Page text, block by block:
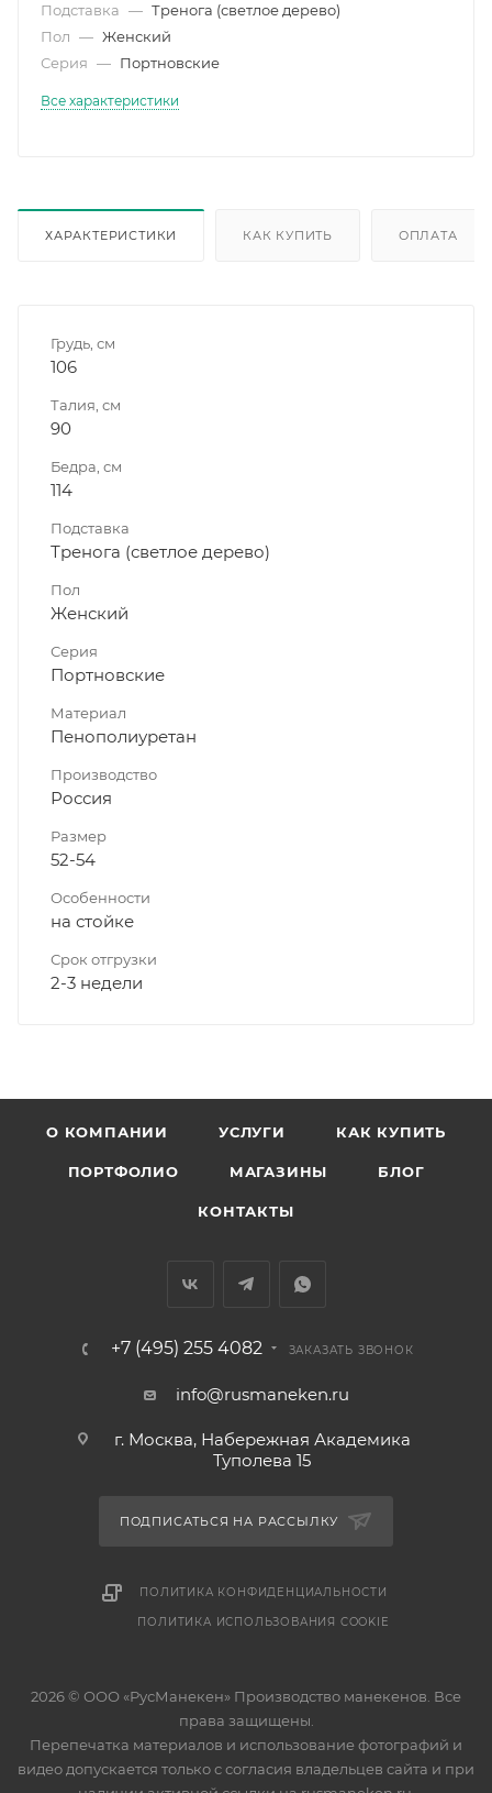
Подставка — Тренога (светлое дерево)
Пол — Женский
Серия — Портновские
Все характеристики
ХАРАКТЕРИСТИКИ КАК КУПИТЬ ОПЛАТА
Грудь, см
106
Талия, см
90
Бедра, см
114
Подставка
Тренога (светлое дерево)
Пол
Женский
Серия
Портновские
Материал
Пенополиуретан
Производство
Россия
Размер
52-54
Особенности
на стойке
Срок отгрузки
2-3 недели
О КОМПАНИИ УСЛУГИ КАК КУПИТЬ
ПОРТФОЛИО МАГАЗИНЫ БЛОГ
КОНТАКТЫ
+7 (495) 255 4082 ЗАКАЗАТЬ ЗВОНОК
info@rusmaneken.ru
г. Москва, Набережная Академика
Туполева 15
ПОДПИСАТЬСЯ НА РАССЫЛКУ
ПОЛИТИКА КОНФИДЕНЦИАЛЬНОСТИ
ПОЛИТИКА ИСПОЛЬЗОВАНИЯ COOKIE
2026 © ООО «РусМанекен» Производство манекенов. Все
права защищены.
Перепечатка материалов и использование фотографий и
видео допускается только с согласия владельцев сайта и при